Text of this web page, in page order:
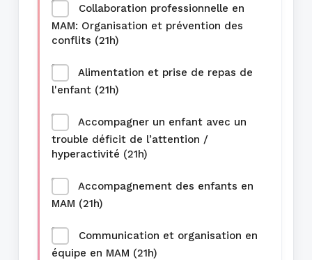
Collaboration professionnelle en
MAM: Organisation et prévention des
conflits (21h)
Alimentation et prise de repas de
l'enfant (21h)
Accompagner un enfant avec un
trouble déficit de l’attention /
hyperactivité (21h)
Accompagnement des enfants en
MAM (21h)
Communication et organisation en
équipe en MAM (21h)